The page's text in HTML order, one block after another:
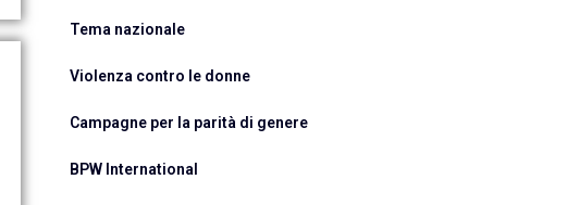
Tema nazionale
Violenza contro le donne
Campagne per la parità di genere
BPW International